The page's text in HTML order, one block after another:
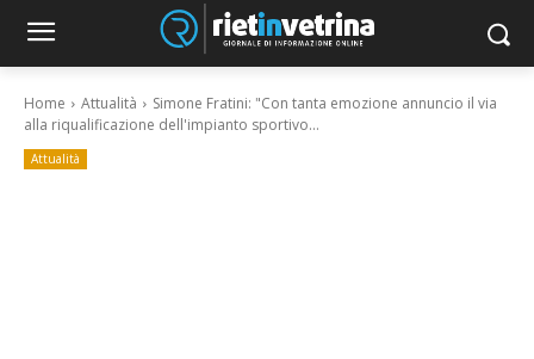
Home Attualità
Simone Fratini: "Con tanta emozione annuncio il via
alla riqualificazione dell'impianto sportivo...
Attualità